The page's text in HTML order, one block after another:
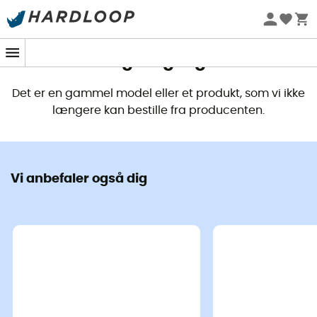
Dette produkt er ikke længere
Det er en gammel model eller et produkt, som vi ikke
længere kan bestille fra producenten.
Vi anbefaler også dig